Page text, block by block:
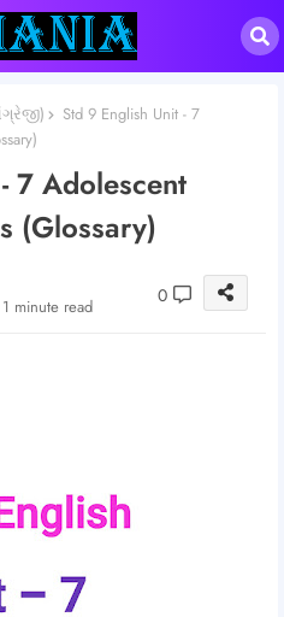
Std 9 English Unit - 7
7 Adolescent
(Glossary)
1 minute read 0